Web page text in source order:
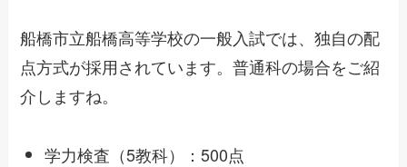
船橋市立船橋高等学校の一般入試では、独自の配
点方式が採用されています。普通科の場合をご紹
介しますね。
学力検査（5教科）：500点